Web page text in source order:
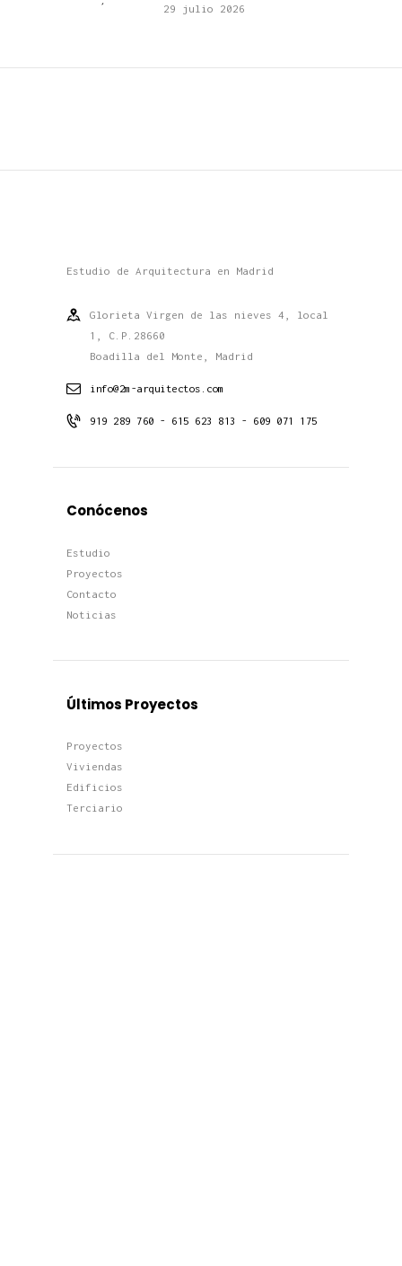
29 julio 2026
Estudio de Arquitectura en Madrid
Glorieta Virgen de las nieves 4, local
1, C.P.28660
Boadilla del Monte, Madrid
info@2m-arquitectos.com
919 289 760 - 615 623 813 - 609 071 175
Conócenos
Estudio
Proyectos
Contacto
Noticias
Últimos Proyectos
Proyectos
Viviendas
Edificios
Terciario